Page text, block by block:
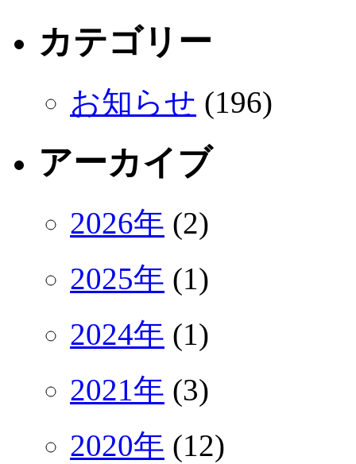
カテゴリー
お知らせ (196)
アーカイブ
2026年 (2)
2025年 (1)
2024年 (1)
2021年 (3)
2020年 (12)